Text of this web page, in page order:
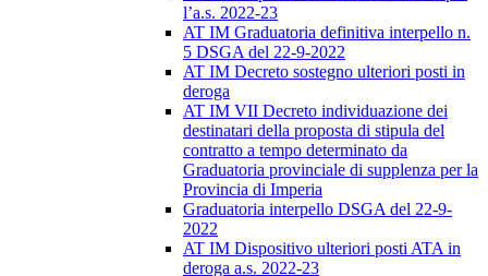
l’a.s. 2022-23
AT IM Graduatoria definitiva interpello n.
5 DSGA del 22-9-2022
AT IM Decreto sostegno ulteriori posti in
deroga
AT IM VII Decreto individuazione dei
destinatari della proposta di stipula del
contratto a tempo determinato da
Graduatoria provinciale di supplenza per la
Provincia di Imperia
Graduatoria interpello DSGA del 22-9-
2022
AT IM Dispositivo ulteriori posti ATA in
deroga a.s. 2022-23